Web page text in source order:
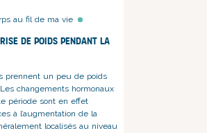
au fil de ma vie
de poids pendant la
prennent un peu de poids
changements hormonaux
période sont en effet
à l’augmentation de la
localisés au niveau